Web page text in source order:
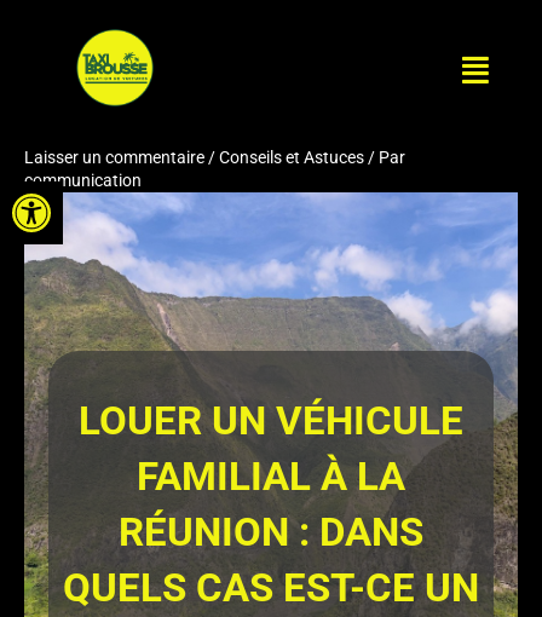
Ouvrir la barre d’outils
Menu
Laisser un commentaire /Conseils et Astuces / Par
communication
LOUER UN VÉHICULE
FAMILIAL À LA
RÉUNION : DANS
QUELS CAS EST-CE UN